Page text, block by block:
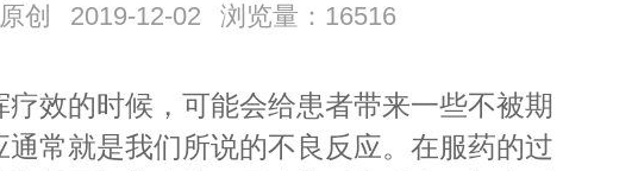
创 2019-12-02 浏览量：16516
的时候，可能会给患者带来一些不被期
常就是我们所说的不良反应。在服药的过